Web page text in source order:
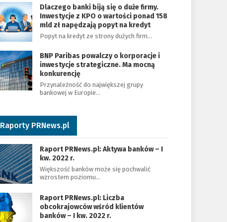
Dlaczego banki biją się o duże firmy.
Inwestycje z KPO o wartości ponad 158
mld zł napędzają popyt na kredyt
Popyt na kredyt ze strony dużych firm…
BNP Paribas powalczy o korporacje i
inwestycje strategiczne. Ma mocną
konkurencję
Przynależność do największej grupy
bankowej w Europie…
Raporty PRNews.pl
Raport PRNews.pl: Aktywa banków – I
kw. 2022 r.
Większość banków może się pochwalić
wzrostem poziomu…
Raport PRNews.pl: Liczba
obcokrajowców wśród klientów
banków – I kw. 2022 r.